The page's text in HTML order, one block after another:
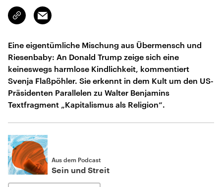
Link
kopieren/teilen
Email
Eine eigentümliche Mischung aus Übermensch und
Riesenbaby: An Donald Trump zeige sich eine
keineswegs harmlose Kindlichkeit, kommentiert
Svenja Flaßpöhler. Sie erkennt in dem Kult um den US-
Präsidenten Parallelen zu Walter Benjamins
Textfragment „Kapitalismus als Religion“.
Aus dem Podcast
Sein und Streit